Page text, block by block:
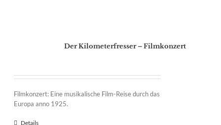
Der Kilometerfresser – Filmkonzert
Filmkonzert: Eine musikalische Film-Reise durch das
Europa anno 1925.
Details